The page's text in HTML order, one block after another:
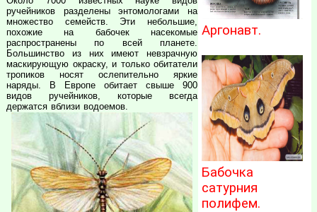
ручейников разделены энтомологами на
множество семейств. Эти небольшие,
похожие на бабочек насекомые
распространены по всей планете.
Большинство из них имеют невзрачную
маскирующую окраску, и только обитатели
тропиков носят ослепительно яркие
наряды. В Европе обитает свыше 900
видов ручейников, которые всегда
держатся вблизи водоемов.
Аргонавт.
Бабочка
сатурния
полифем.